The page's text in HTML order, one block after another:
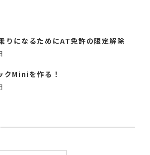
りになるためにAT免許の限定解除
クMiniを作る！